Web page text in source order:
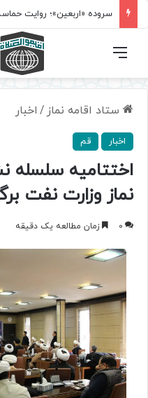
فهرست
ستاد اقامه نماز / اخبار
اخبار قم
اختتامیه
نماز وزارت نفت
0 زمان مطالعه یک دقیقه